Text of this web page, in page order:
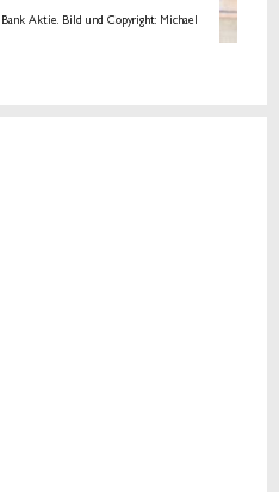
Aktie. Bild und Copyright: Michael